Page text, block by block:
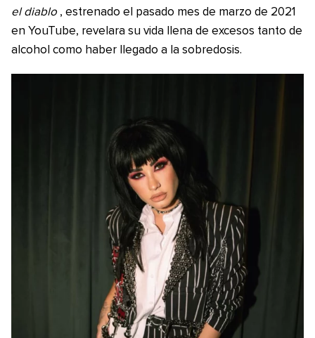
el diablo , estrenado el pasado mes de marzo de 2021
en YouTube, revelara su vida llena de excesos tanto de
alcohol como haber llegado a la sobredosis.